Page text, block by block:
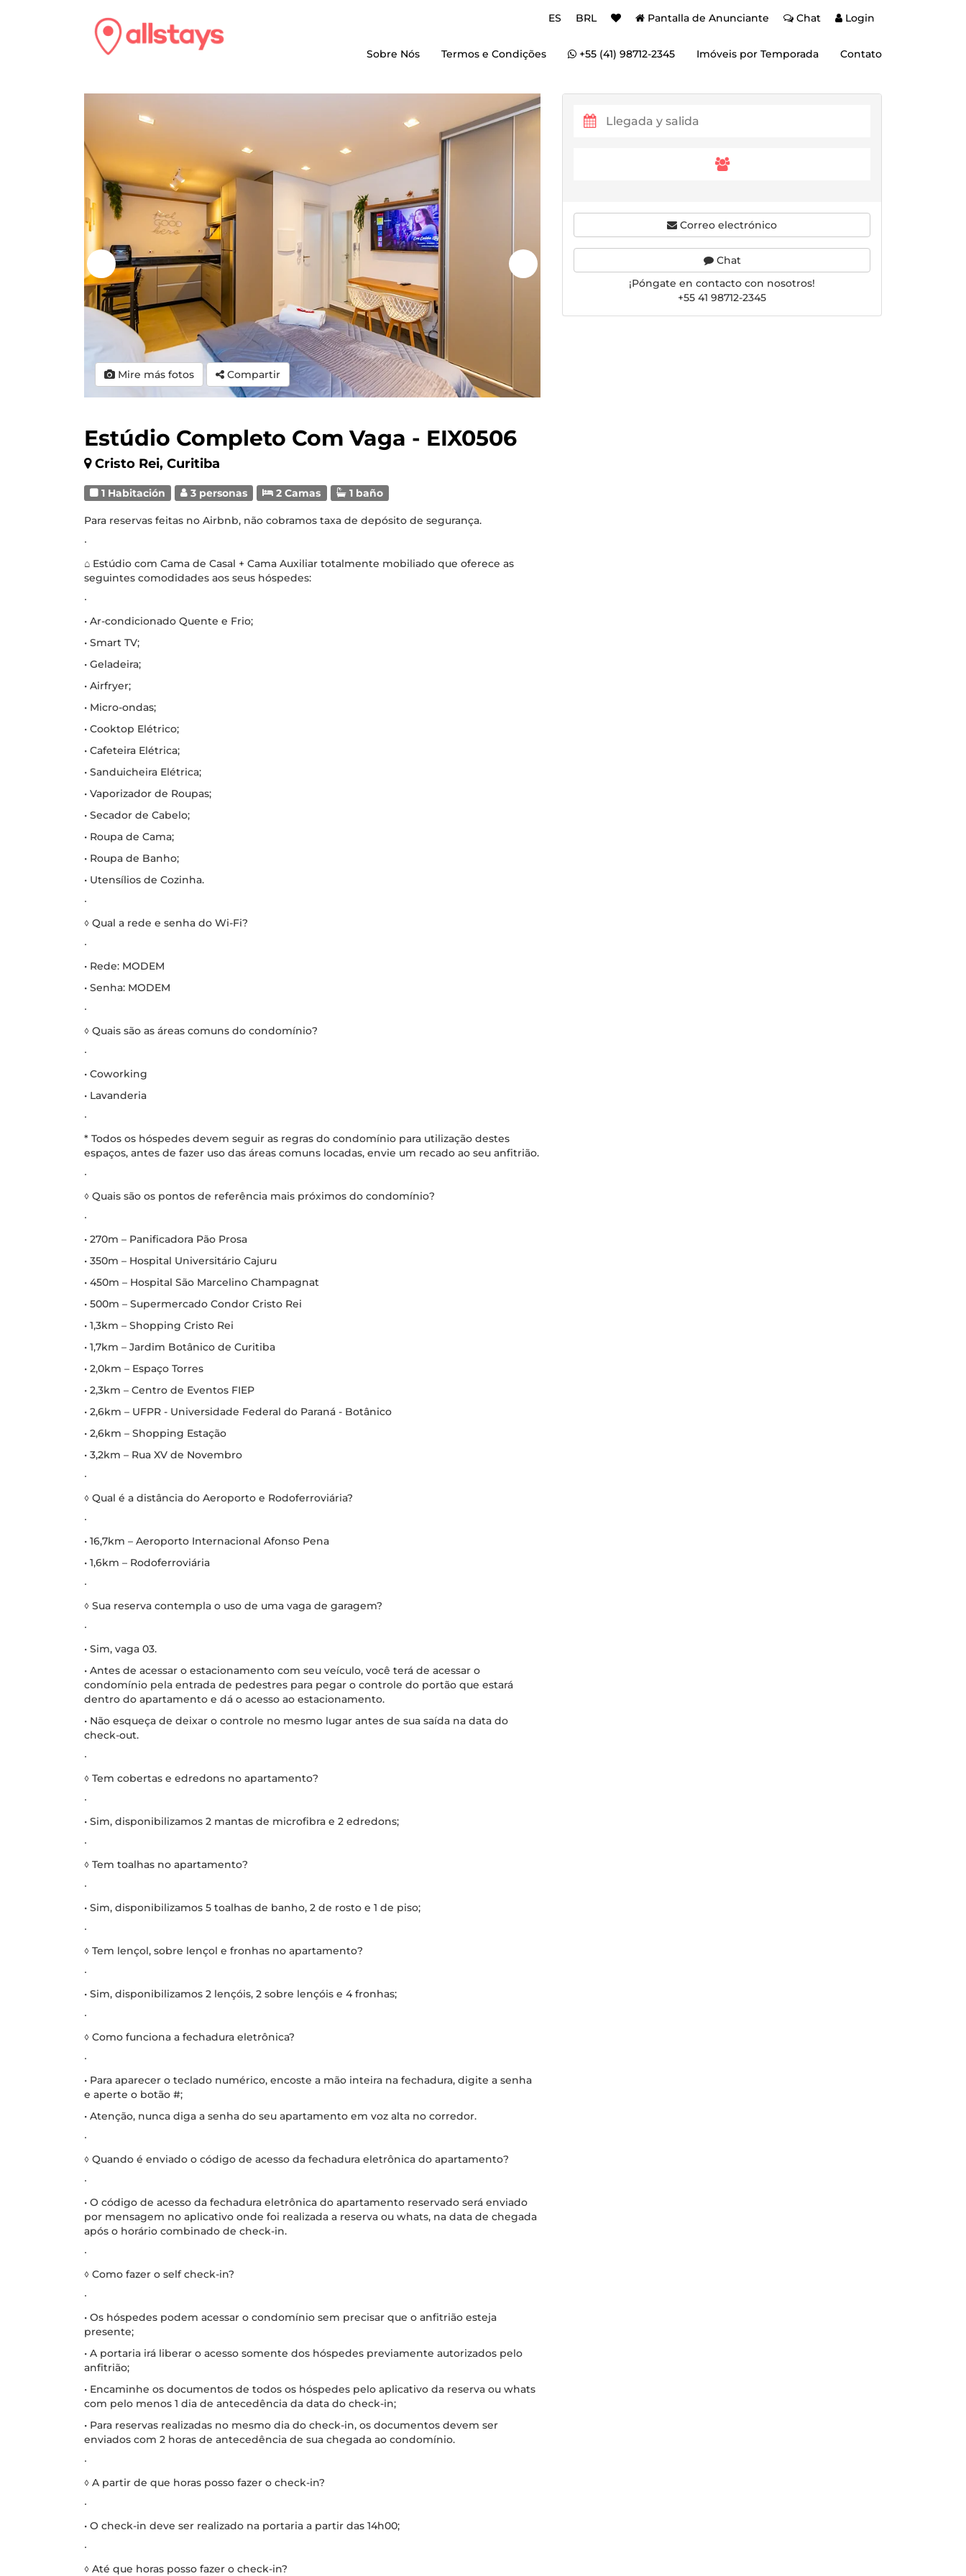
ES BRL Pantalla de Anunciante Chat Login
Sobre Nós Termos e Condições +55 (41) 98712-2345 Imóveis por Temporada Contato
Mire más fotos Compartir
Estúdio Completo Com Vaga - EIX0506
Cristo Rei, Curitiba
1 Habitación 3 personas 2 Camas 1 baño
Para reservas feitas no Airbnb, não cobramos taxa de depósito de segurança.
∙
⌂ Estúdio com Cama de Casal + Cama Auxiliar totalmente mobiliado que oferece as
seguintes comodidades aos seus hóspedes:
∙
• Ar-condicionado Quente e Frio;
• Smart TV;
• Geladeira;
• Airfryer;
• Micro-ondas;
• Cooktop Elétrico;
• Cafeteira Elétrica;
• Sanduicheira Elétrica;
• Vaporizador de Roupas;
• Secador de Cabelo;
• Roupa de Cama;
• Roupa de Banho;
• Utensílios de Cozinha.
∙
◊ Qual a rede e senha do Wi-Fi?
∙
• Rede: MODEM
• Senha: MODEM
∙
◊ Quais são as áreas comuns do condomínio?
∙
• Coworking
• Lavanderia
∙
* Todos os hóspedes devem seguir as regras do condomínio para utilização destes
espaços, antes de fazer uso das áreas comuns locadas, envie um recado ao seu anfitrião.
∙
◊ Quais são os pontos de referência mais próximos do condomínio?
∙
• 270m – Panificadora Pão Prosa
• 350m – Hospital Universitário Cajuru
• 450m – Hospital São Marcelino Champagnat
• 500m – Supermercado Condor Cristo Rei
• 1,3km – Shopping Cristo Rei
• 1,7km – Jardim Botânico de Curitiba
• 2,0km – Espaço Torres
• 2,3km – Centro de Eventos FIEP
• 2,6km – UFPR - Universidade Federal do Paraná - Botânico
• 2,6km – Shopping Estação
• 3,2km – Rua XV de Novembro
∙
◊ Qual é a distância do Aeroporto e Rodoferroviária?
∙
• 16,7km – Aeroporto Internacional Afonso Pena
• 1,6km – Rodoferroviária
∙
◊ Sua reserva contempla o uso de uma vaga de garagem?
∙
• Sim, vaga 03.
• Antes de acessar o estacionamento com seu veículo, você terá de acessar o
condomínio pela entrada de pedestres para pegar o controle do portão que estará
dentro do apartamento e dá o acesso ao estacionamento.
• Não esqueça de deixar o controle no mesmo lugar antes de sua saída na data do
check-out.
∙
◊ Tem cobertas e edredons no apartamento?
∙
• Sim, disponibilizamos 2 mantas de microfibra e 2 edredons;
∙
◊ Tem toalhas no apartamento?
∙
• Sim, disponibilizamos 5 toalhas de banho, 2 de rosto e 1 de piso;
∙
◊ Tem lençol, sobre lençol e fronhas no apartamento?
∙
• Sim, disponibilizamos 2 lençóis, 2 sobre lençóis e 4 fronhas;
∙
◊ Como funciona a fechadura eletrônica?
∙
• Para aparecer o teclado numérico, encoste a mão inteira na fechadura, digite a senha
e aperte o botão #;
• Atenção, nunca diga a senha do seu apartamento em voz alta no corredor.
∙
◊ Quando é enviado o código de acesso da fechadura eletrônica do apartamento?
∙
• O código de acesso da fechadura eletrônica do apartamento reservado será enviado
por mensagem no aplicativo onde foi realizada a reserva ou whats, na data de chegada
após o horário combinado de check-in.
∙
◊ Como fazer o self check-in?
∙
• Os hóspedes podem acessar o condomínio sem precisar que o anfitrião esteja
presente;
• A portaria irá liberar o acesso somente dos hóspedes previamente autorizados pelo
anfitrião;
• Encaminhe os documentos de todos os hóspedes pelo aplicativo da reserva ou whats
com pelo menos 1 dia de antecedência da data do check-in;
• Para reservas realizadas no mesmo dia do check-in, os documentos devem ser
enviados com 2 horas de antecedência de sua chegada ao condomínio.
∙
◊ A partir de que horas posso fazer o check-in?
∙
• O check-in deve ser realizado na portaria a partir das 14h00;
∙
◊ Até que horas posso fazer o check-in?
Correo electrónico
Chat
¡Póngate en contacto con nosotros!
+55 41 98712-2345